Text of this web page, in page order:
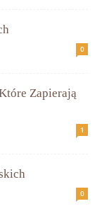
0
Zapierają
1
0